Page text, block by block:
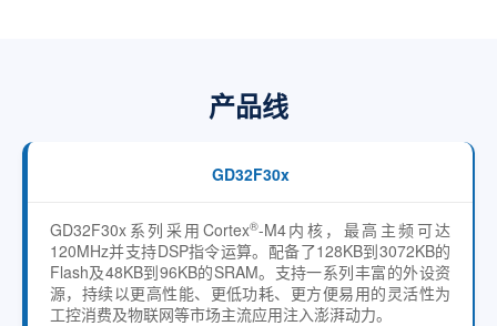
产品线
GD32F30x
GD32F30x系列采用Cortex®-M4内核，最高主频可达
120MHz并支持DSP指令运算。配备了128KB到3072KB的
Flash及48KB到96KB的SRAM。支持一系列丰富的外设资
源，持续以更高性能、更低功耗、更方便易用的灵活性为
工控消费及物联网等市场主流应用注入澎湃动力。